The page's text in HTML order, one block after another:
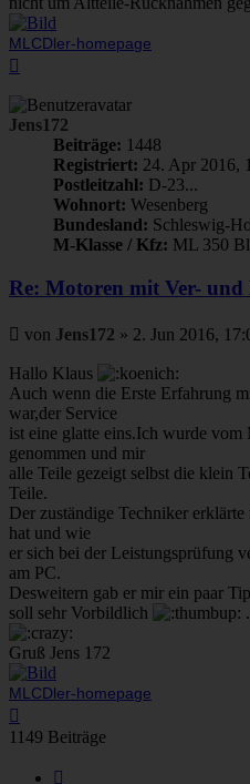
MLCDler-homepage
Jens172
Beiträge: 1448
Registriert: 24. Apr 2016,
Postleitzahl: D-23...
Wohnort: Wesenberg
Bundesland: Schleswig-
M-Klasse / Kfz: ML 350
Re: Motoren mit Ver- und
Beitrag
von Jens172 » 2. Jun 2016,
Hallo Klaus
Auch wenn die Erste Erfahrung
war,der Service
ist eine glatte eins.Ich wurde
genommen und mir
alle Teile gezeigt selbst die klein
Teile.
Der zuständige Techniker
hat und wie
er sich bei der Leistungsprüfung
am PC.
Desweitern gab er mir ein paar
soll sehr Vorbildlich
Gruß Jens 172
MLCDler-homepage
oben
1149 Beiträge